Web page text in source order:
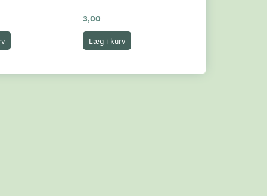
3,00
Læg i kurv